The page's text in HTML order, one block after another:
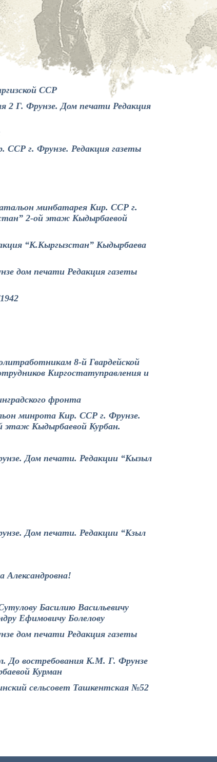
ССР
2 Г. Фрунзе. Дом печати Редакция
ССР г. Фрунзе. Редакция газеты
минбатарея Кир. ССР г.
2-ой этаж Кыдырбаевой
“К.Кыргызстан” Кыдырбаева
дом печати Редакция газеты
8-й Гвардейской
Киргостатуправления и
фронта
минрота Кир. ССР г. Фрунзе.
этаж Кыдырбаевой Курбан.
Дом печати. Редакции “Кызыл
Дом печати. Редакции “Кзыл
Александровна!
Басилию Васильевичу
Ефимовичу Болелову
дом печати Редакция газеты
До востребования К.М. Г. Фрунзе
Курман
сельсовет Ташкентская №52